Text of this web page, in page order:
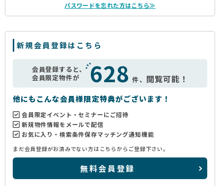
パスワードを忘れた方はこちら≫
新規会員登録はこちら
会員登録すると、
会員限定物件が
628 件、 閲覧可能！
他にもこんな会員様限定特典がございます！
会員限定イベント・セミナーにご招待
新規物件情報をメールで配信
お気に入り・検索条件保存マッチング通知機能
まだ会員登録がお済みでない方はこちらからご登録下さい。
無料会員登録